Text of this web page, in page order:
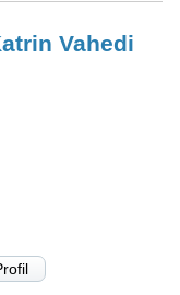
Vahedi